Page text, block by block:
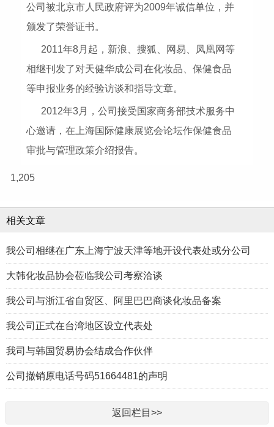
公司被北京市人民政府评为2009年诚信单位，并
颁发了荣誉证书。
2011年8月起，新浪、搜狐、网易、凤凰网等
相继刊发了对天健华成公司在化妆品、保健食品
等申报业务的经验访谈和指导文章。
2012年3月，公司接受国家商务部技术服务中
心邀请，在上海国际健康展览会论坛作保健食品
审批与管理政策介绍报告。
1,205
相关文章
我公司相继在广东上海宁波天津等地开设代表处或分公司
大韩化妆品协会莅临我公司考察洽谈
我公司与浙江省自贸区、阿里巴巴商谈化妆品备案
我公司正式在台湾地区设立代表处
我司与韩国贸易协会结成合作伙伴
公司撤销原电话号码51664481的声明
返回栏目>>